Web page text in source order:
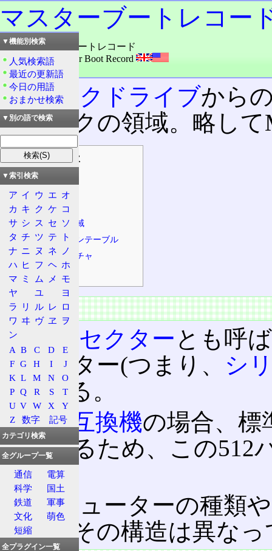
マスターブートレコー
読み：マスターブートレコード
外語：MBR: Master Boot Record
品詞：名詞
ディスクドライブから
ディスクの領域。略して
目次
概要
特徴
構造
プログラム領域
パーティションテーブル
ブートシグニチャ
起動時
概要
ブートセクター とも呼
頭セクター(つまり、 シ
1)にある。
PC/AT互換機の場合、標
トであるため、この512
る。
コンピューターの種類
より、その構造は異なっ
▼機能別検索
人気検索語
最近の更新語
今日の用語
おまかせ検索
▼別の語で検索
▼索引検索
ア イ ウ エ オ
カ キ ク ケ コ
サ シ ス セ ソ
タ チ ツ テ
ト
ナ ニ ヌ ネ
ノ
ハ ヒ フ ヘ ホ
マ ミ ム メ
モ
ヤ
ユ
ヨ
ラ
リ ル レ ロ
ワ ヰ ヴ ヱ
ヲ
ン
A B C D
E
F G H I
J
K L M N
O
P Q R S
T
U V W X
Y
Z
数字 記号
カテゴリ検索
全グループ一覧
通信
電算
科学
国土
鉄道
軍事
文化
萌色
短縮
全プラグイン一覧